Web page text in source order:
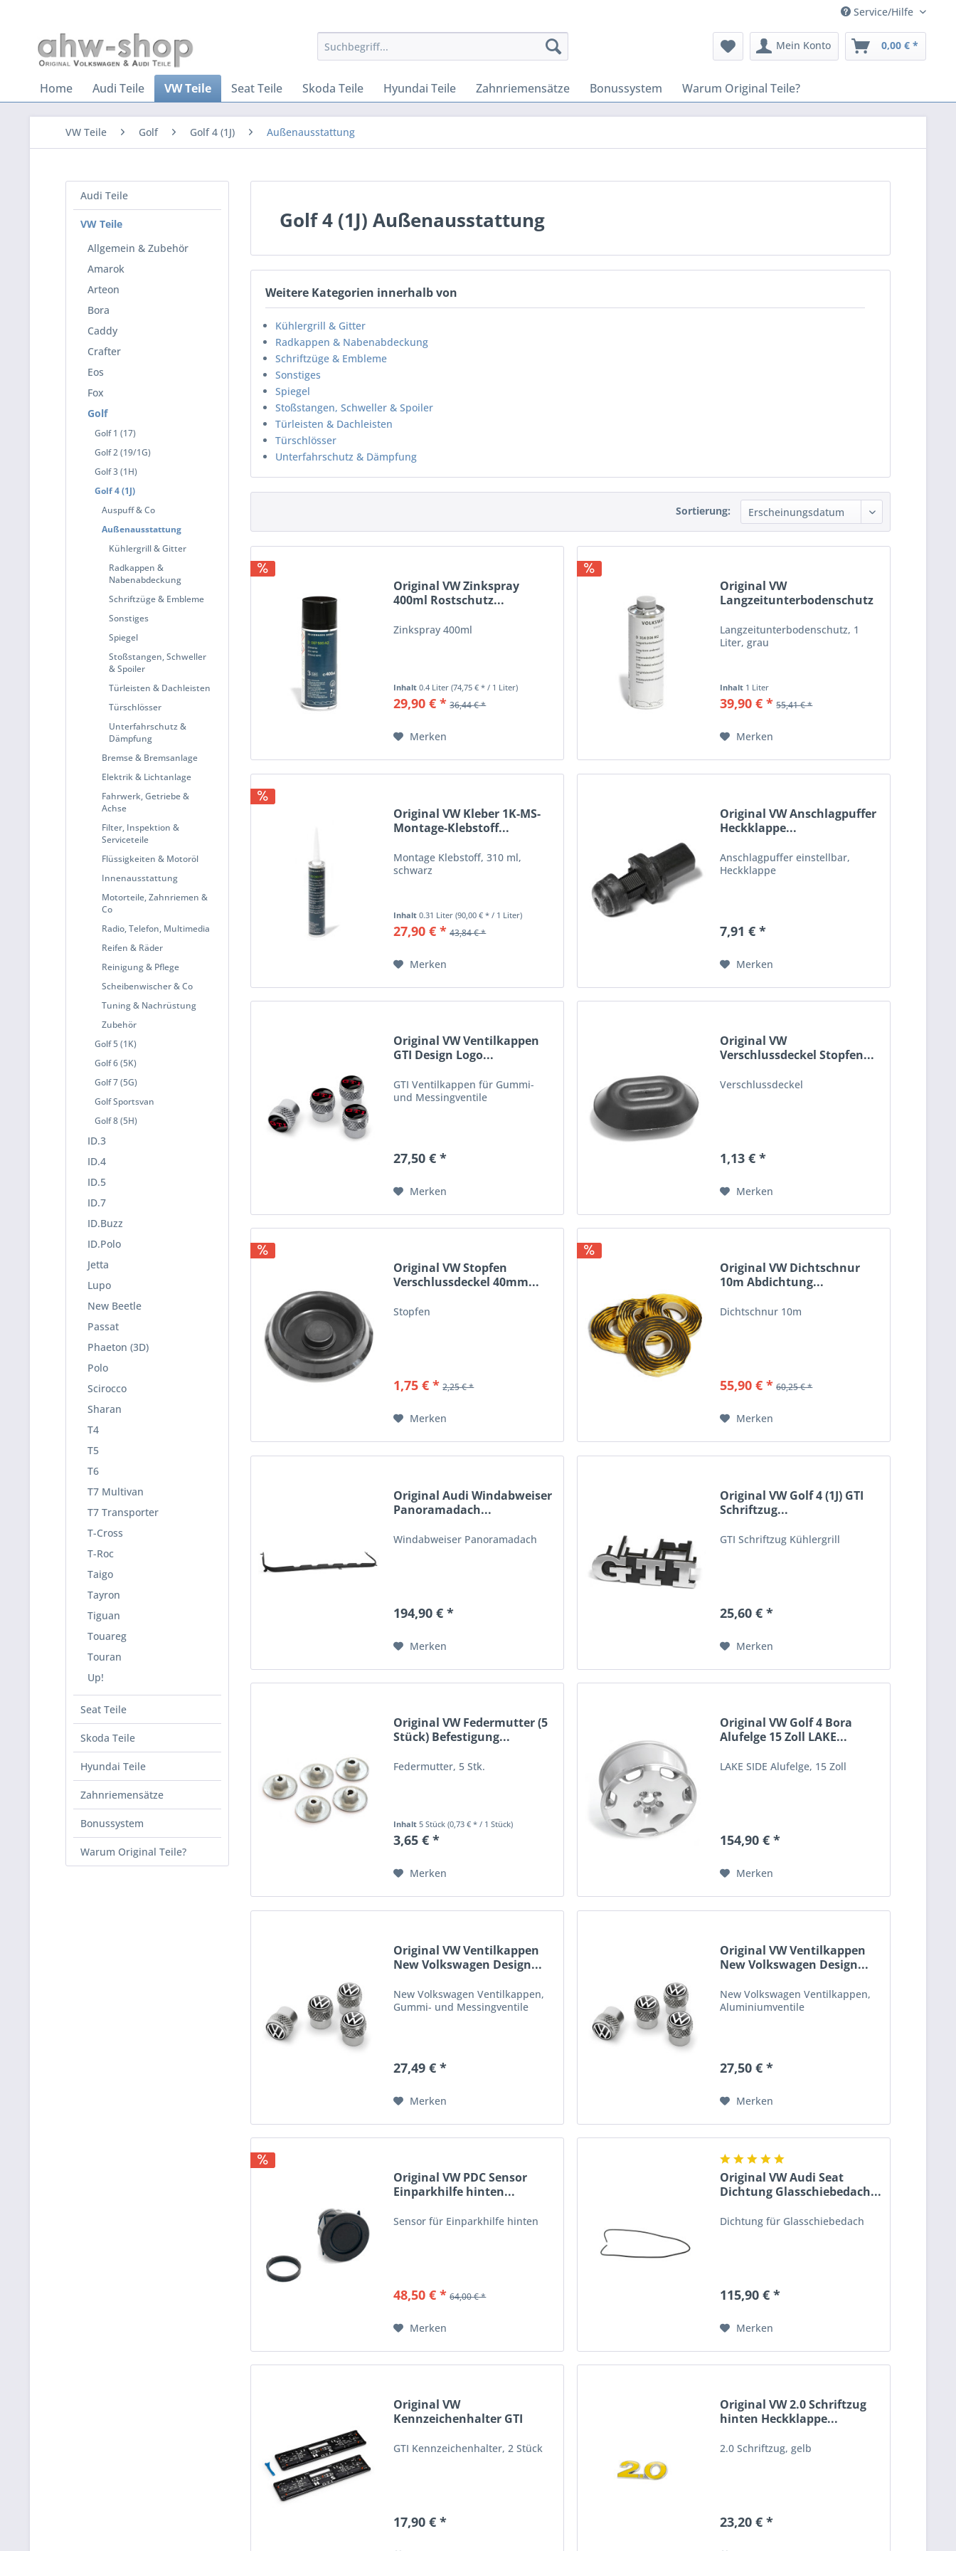
Service/Hilfe
Mein Konto 0,00 € *
Home Audi Teile VW Teile Seat Teile Skoda Teile Hyundai Teile Zahnriemensätze Bonussystem Warum Original Teile?
VW Teile Golf Golf 4 (1J) Außenausstattung
Audi Teile
VW Teile
Allgemein & Zubehör
Amarok
Arteon
Bora
Caddy
Crafter
Eos
Fox
Golf
Golf 1 (17)
Golf 2 (19/1G)
Golf 3 (1H)
Golf 4 (1J)
Auspuff & Co
Außenausstattung
Kühlergrill & Gitter
Radkappen &
Nabenabdeckung
Schriftzüge & Embleme
Sonstiges
Spiegel
Stoßstangen, Schweller
& Spoiler
Türleisten & Dachleisten
Türschlösser
Unterfahrschutz &
Dämpfung
Bremse & Bremsanlage
Elektrik & Lichtanlage
Fahrwerk, Getriebe &
Achse
Filter, Inspektion &
Serviceteile
Flüssigkeiten & Motoröl
Innenausstattung
Motorteile, Zahnriemen &
Co
Radio, Telefon, Multimedia
Reifen & Räder
Reinigung & Pflege
Scheibenwischer & Co
Tuning & Nachrüstung
Zubehör
Golf 5 (1K)
Golf 6 (5K)
Golf 7 (5G)
Golf Sportsvan
Golf 8 (5H)
ID.3
ID.4
ID.5
ID.7
ID.Buzz
ID.Polo
Jetta
Lupo
New Beetle
Passat
Phaeton (3D)
Polo
Scirocco
Sharan
T4
T5
T6
T7 Multivan
T7 Transporter
T-Cross
T-Roc
Taigo
Tayron
Tiguan
Touareg
Touran
Up!
Seat Teile
Skoda Teile
Hyundai Teile
Zahnriemensätze
Bonussystem
Warum Original Teile?
Golf 4 (1J) Außenausstattung
Weitere Kategorien innerhalb von
Kühlergrill & Gitter
Radkappen & Nabenabdeckung
Schriftzüge & Embleme
Sonstiges
Spiegel
Stoßstangen, Schweller & Spoiler
Türleisten & Dachleisten
Türschlösser
Unterfahrschutz & Dämpfung
Sortierung:
Original VW Zinkspray
400ml Rostschutz...
Zinkspray 400ml
Inhalt0.4 Liter(74,75 € * / 1 Liter)
29,90 € * 36,44 € *
Merken
Original VW
Langzeitunterbodenschutz
Langzeitunterbodenschutz, 1
Liter, grau
Inhalt 1 Liter
39,90 € * 55,41 € *
Merken
Original VW Kleber 1K-MS-
Montage-Klebstoff...
Montage Klebstoff, 310 ml,
schwarz
Inhalt0.31 Liter(90,00 € * / 1 Liter)
27,90 € * 43,84 € *
Merken
Original VW Anschlagpuffer
Heckklappe...
Anschlagpuffer einstellbar,
Heckklappe
7,91 € *
Merken
Original VW Ventilkappen
GTI Design Logo...
GTI Ventilkappen für Gummi-
und Messingventile
27,50 € *
Merken
Original VW
Verschlussdeckel Stopfen...
Verschlussdeckel
1,13 € *
Merken
Original VW Stopfen
Verschlussdeckel 40mm...
Stopfen
1,75 € * 2,25 € *
Merken
Original VW Dichtschnur
10m Abdichtung...
Dichtschnur 10m
55,90 € * 60,25 € *
Merken
Original Audi Windabweiser
Panoramadach...
Windabweiser Panoramadach
194,90 € *
Merken
Original VW Golf 4 (1J) GTI
Schriftzug...
GTI Schriftzug Kühlergrill
25,60 € *
Merken
Original VW Federmutter (5
Stück) Befestigung...
Federmutter, 5 Stk.
Inhalt5 Stück(0,73 € * / 1 Stück)
3,65 € *
Merken
Original VW Golf 4 Bora
Alufelge 15 Zoll LAKE...
LAKE SIDE Alufelge, 15 Zoll
154,90 € *
Merken
Original VW Ventilkappen
New Volkswagen Design...
New Volkswagen Ventilkappen,
Gummi- und Messingventile
27,49 € *
Merken
Original VW Ventilkappen
New Volkswagen Design...
New Volkswagen Ventilkappen,
Aluminiumventile
27,50 € *
Merken
Original VW PDC Sensor
Einparkhilfe hinten...
Sensor für Einparkhilfe hinten
48,50 € * 64,00 € *
Merken
Original VW Audi Seat
Dichtung Glasschiebedach...
Dichtung für Glasschiebedach
115,90 € *
Merken
Original VW
Kennzeichenhalter GTI
GTI Kennzeichenhalter, 2 Stück
17,90 € *
Original VW 2.0 Schriftzug
hinten Heckklappe...
2.0 Schriftzug, gelb
23,20 € *